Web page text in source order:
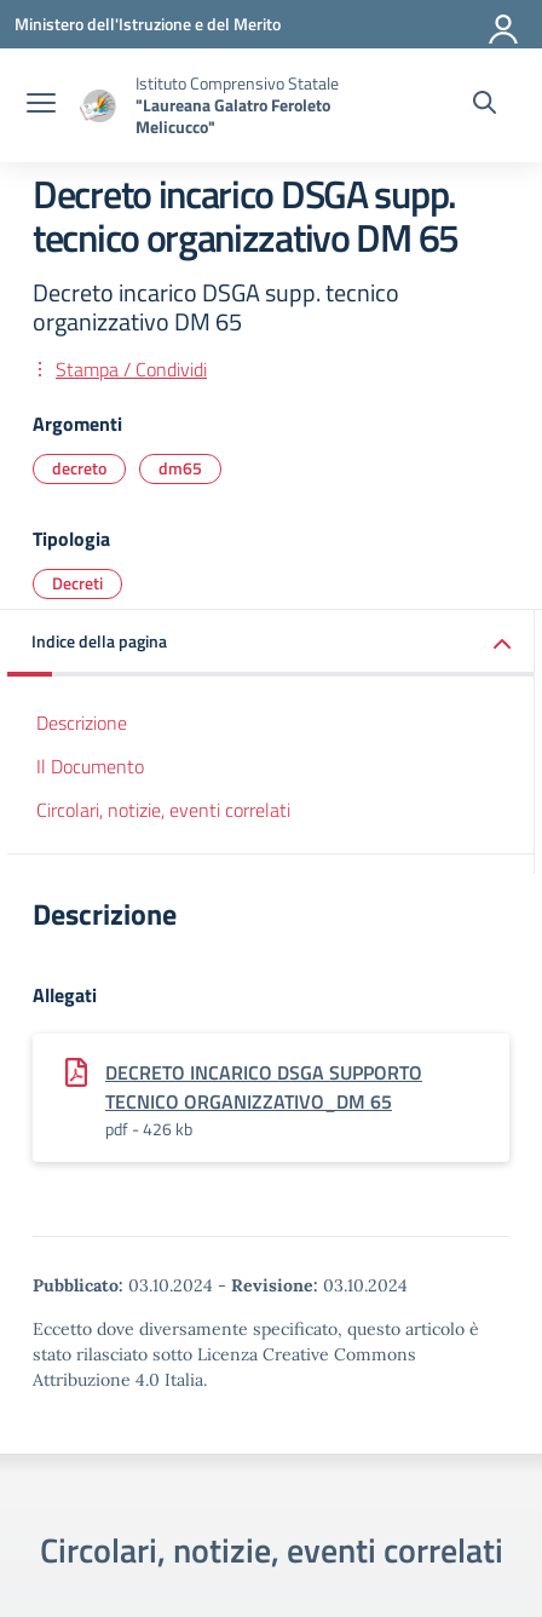
Vai ai contenuti
Vai al menu di navigazione
Vai al footer
Ministero dell'Istruzione e del Merito
Istituto Comprensivo Statale
"Laureana Galatro Feroleto
Melicucco"
Decreto incarico DSGA supp.
tecnico organizzativo DM 65
Decreto incarico DSGA supp. tecnico
organizzativo DM 65
Stampa / Condividi
Argomenti
decreto dm65
Tipologia
Decreti
Indice della pagina
Descrizione
Il Documento
Circolari, notizie, eventi correlati
Descrizione
Allegati
DECRETO INCARICO DSGA SUPPORTO
TECNICO ORGANIZZATIVO_DM 65
pdf - 426 kb
Pubblicato: 03.10.2024 - Revisione: 03.10.2024
Eccetto dove diversamente specificato, questo articolo è
stato rilasciato sotto Licenza Creative Commons
Attribuzione 4.0 Italia.
Circolari, notizie, eventi correlati